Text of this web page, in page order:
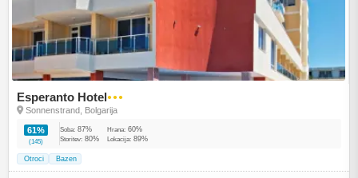
Esperanto Hotel●●●
Sonnenstrand, Bolgarija
61%
(145)
Soba: 87% Hrana: 60%
Storitev: 80% Lokacija: 89%
Otroci Bazen